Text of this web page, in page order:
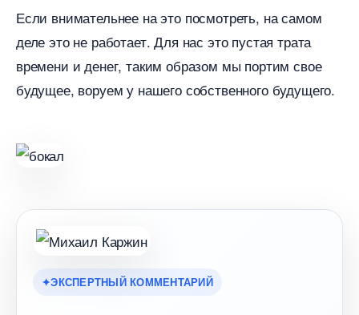
Если внимательнее на это посмотреть, на самом
деле это не работает. Для нас это пустая трата
ремени и денег, таким образом мы портим свое
удущее, воруем у нашего собственного будущего.
ЭКСПЕРТНЫЙ КОММЕНТАРИЙ